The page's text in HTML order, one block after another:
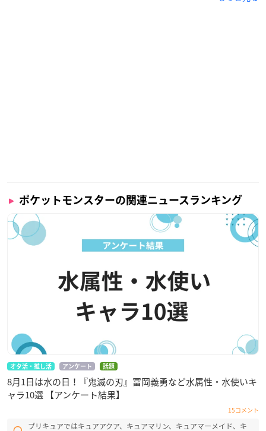
ポケットモンスターの関連ニュースランキング
オタ活・推し活 アンケート 話題
8月1日は水の日！『鬼滅の刃』冨岡義勇など水属性・水使いキ
ャラ10選 【アンケート結果】
15コメント
プリキュアではキュアアクア、キュアマリン、キュアマーメイド、キ